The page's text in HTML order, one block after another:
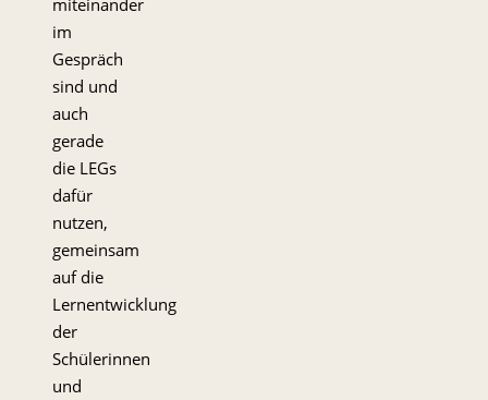
im
Gespräch
sind und
auch
gerade
die LEGs
dafür
nutzen,
gemeinsam
auf die
Lernentwicklung
der
Schülerinnen
und